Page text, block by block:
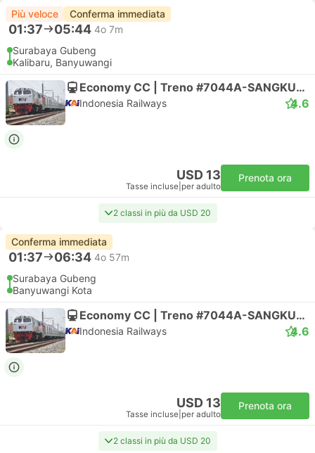
Più veloce Conferma immediata
01:37 05:44 4o 7m
Surabaya Gubeng
Kalibaru, Banyuwangi
Economy CC | Treno #7044A-SANGKURIANG
Indonesia Railways 4.6
USD 13
Tasse incluse per adulto
Prenota ora
2 classi in più da USD 20
Conferma immediata
01:37 06:34 4o 57m
Surabaya Gubeng
Banyuwangi Kota
Economy CC | Treno #7044A-SANGKURIANG
Indonesia Railways 4.6
USD 13
Tasse incluse per adulto
Prenota ora
2 classi in più da USD 20